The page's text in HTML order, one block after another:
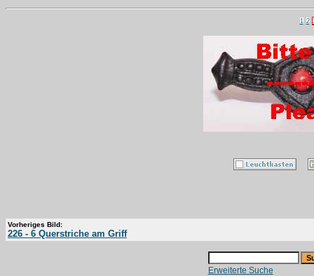
1 2
Vorheriges Bild:
226 - 6 Querstriche am Griff
Erweiterte Suche